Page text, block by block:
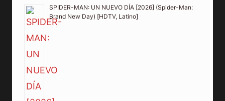
SPIDER-MAN: UN NUEVO DÍA [2026] (Spider-Man:
Brand New Day) [HDTV, Latino]